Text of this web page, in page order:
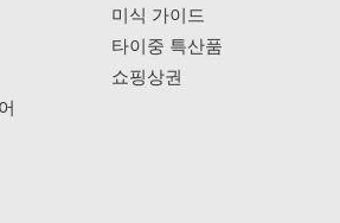
미식 가이드
타이중 특산품
쇼핑상권